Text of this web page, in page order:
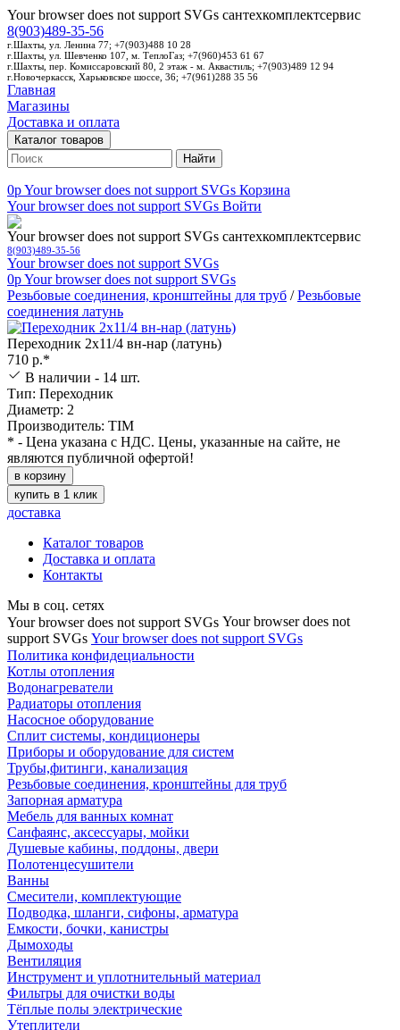
Your browser does not support SVGs сантехкомплектсервис
8(903)489-35-56
г.Шахты, ул. Ленина 77; +7(903)488 10 28
г.Шахты, ул. Шевченко 107, м. ТеплоГаз; +7(960)453 61 67
г.Шахты, пер. Комиссаровский 80, 2 этаж - м. Аквастиль; +7(903)489 12 94
г.Новочеркасск, Харьковское шоссе, 36; +7(961)288 35 56
Главная
Магазины
Доставка и оплата
Каталог товаров
Найти
0pYour browser does not support SVGs Корзина
Your browser does not support SVGs Войти
Your browser does not support SVGs сантехкомплектсервис
8(903)489-35-56
Your browser does not support SVGs
0pYour browser does not support SVGs
Резьбовые соединения, кронштейны для труб /Резьбовые
соединения латунь
Переходник 2х11/4 вн-нар (латунь)
710 р.*
В наличии - 14 шт.
Тип: Переходник
Диаметр: 2
Производитель: TIM
* - Цена указана с НДС. Цены, указанные на сайте, не
являются публичной офертой!
в корзину
купить в 1 клик
доставка
Каталог товаров
Доставка и оплата
Контакты
Мы в соц. сетях
Your browser does not support SVGs Your browser does not
support SVGs Your browser does not support SVGs
Политика конфидециальности
Котлы отопления
Водонагреватели
Радиаторы отопления
Насосное оборудование
Сплит системы, кондиционеры
Приборы и оборудование для систем
Трубы,фитинги, канализация
Резьбовые соединения, кронштейны для труб
Запорная арматура
Мебель для ванных комнат
Санфаянс, аксессуары, мойки
Душевые кабины, поддоны, двери
Полотенцесушители
Ванны
Смесители, комплектующие
Подводка, шланги, сифоны, арматура
Емкости, бочки, канистры
Дымоходы
Вентиляция
Инструмент и уплотнительный материал
Фильтры для очистки воды
Тёплые полы электрические
Утеплители